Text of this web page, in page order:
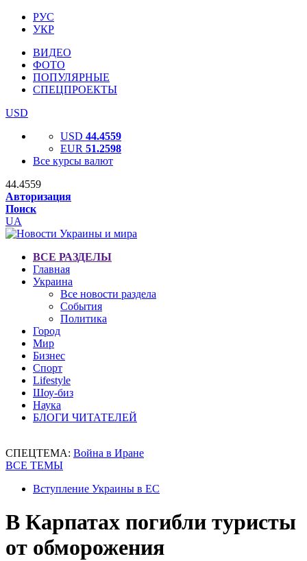
РУС
УКР
ВИДЕО
ФОТО
ПОПУЛЯРНЫЕ
СПЕЦПРОЕКТЫ
USD
USD 44.4559
EUR 51.2598
Все курсы валют
44.4559
Авторизация
Поиск
UA
ВСЕ РАЗДЕЛЫ
Главная
Украина
Все новости раздела
События
Политика
Город
Мир
Бизнес
Спорт
Lifestyle
Шоу-биз
Наука
БЛОГИ ЧИТАТЕЛЕЙ
СПЕЦТЕМА: Война в Иране
ВСЕ ТЕМЫ
Вступление Украины в ЕС
В Карпатах погибли туристы
от обморожения